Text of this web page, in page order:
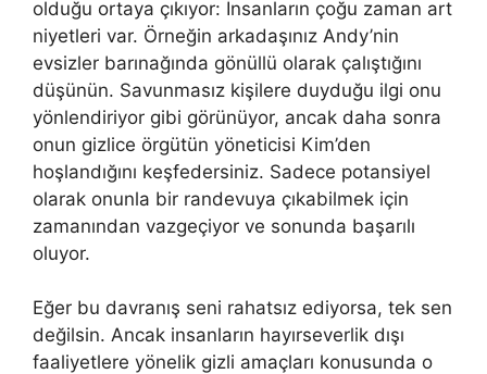
olduğu ortaya çıkıyor: İnsanların çoğu zaman art
niyetleri var. Örneğin arkadaşınız Andy’nin
evsizler barınağında gönüllü olarak çalıştığını
düşünün. Savunmasız kişilere duyduğu ilgi onu
yönlendiriyor gibi görünüyor, ancak daha sonra
onun gizlice örgütün yöneticisi Kim’den
hoşlandığını keşfedersiniz. Sadece potansiyel
olarak onunla bir randevuya çıkabilmek için
zamanından vazgeçiyor ve sonunda başarılı
oluyor.
Eğer bu davranış seni rahatsız ediyorsa, tek sen
değilsin. Ancak insanların hayırseverlik dışı
faaliyetlere yönelik gizli amaçları konusunda o